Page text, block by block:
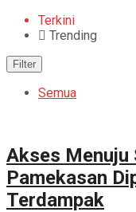
Terkini
Trending
Filter
Semua
Akses Menuju
Pamekasan
Terdampak